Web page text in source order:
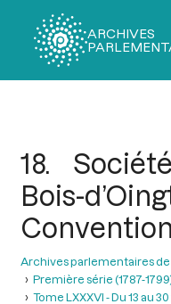
ARCHIVES
18.
Bois-
Convention
Archives parlementaires
Première série (1787-
Tome LXXXVI - Du 13 au